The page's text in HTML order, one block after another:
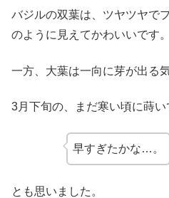
バジルの双葉は、ツヤツヤで
のように見えてかわいいです。
一方、大葉は一向に芽が出る
3月下旬の、まだ寒い頃に蒔
早すぎたかな…。
とも思いました。